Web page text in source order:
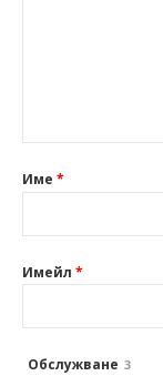
Име *
Имейл *
Обслужване 3